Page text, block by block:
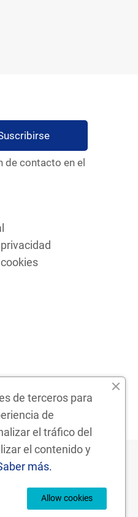
de contacto en el
de terceros para
de
el tráfico del
el contenido y
más.
Allow cookies